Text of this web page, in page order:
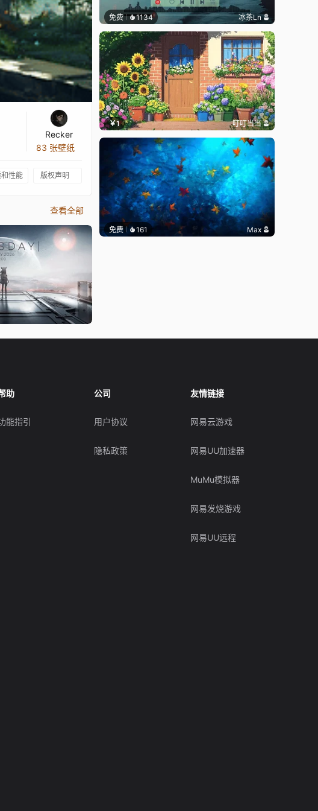
Recker
83 张壁纸
性能 版权声明
查看全部
免费 1134 冰茶Ln
￥1 叮叮当当
免费 161 Max
助
能指引
公司
用户协议
隐私政策
友情链接
网易云游戏
网易UU加速器
MuMu模拟器
网易发烧游戏
网易UU远程